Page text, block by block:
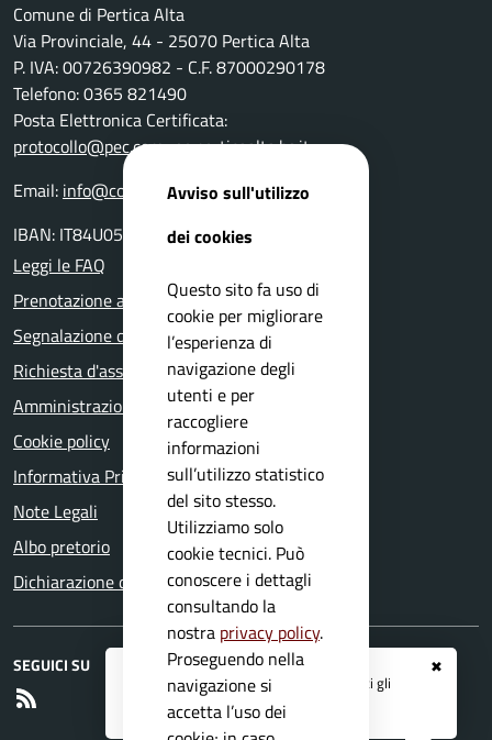
✖
Registrati ai serviziAPP IO
e ricevi tutti gli
aggiornamenti dall'Ente
Comune di Pertica Alta
Via Provinciale, 44 - 25070 Pertica Alta
P. IVA: 00726390982 - C.F. 87000290178
Telefono: 0365 821490
Posta Elettronica Certificata:
protocollo@pec.comune.perticaalta.bs.it
Email: info@comune.perticaalta.bs.it
IBAN: IT84U0511655390000000028800
Leggi le FAQ
Prenotazione appuntamento
Segnalazione disservizio
Richiesta d'assistenza
Amministrazione trasparente
Cookie policy
Informativa Privacy
Note Legali
Albo pretorio
Dichiarazione di accessibilità
SEGUICI SU
Avviso sull'utilizzo
dei cookies
Questo sito fa uso di
cookie per migliorare
l’esperienza di
navigazione degli
utenti e per
raccogliere
informazioni
sull’utilizzo statistico
del sito stesso.
Utilizziamo solo
cookie tecnici. Può
conoscere i dettagli
consultando la
nostra privacy policy.
Proseguendo nella
navigazione si
accetta l’uso dei